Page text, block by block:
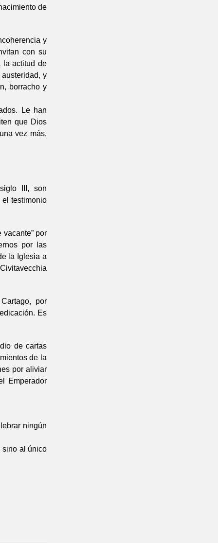
de
y
con su
la actitud de
y
borracho y
Le han
que Dios
vez más,
III, son
el testimonio
por
por las
la Iglesia a
por
Es
de cartas
de la
por aliviar
Emperador
ningún
al único